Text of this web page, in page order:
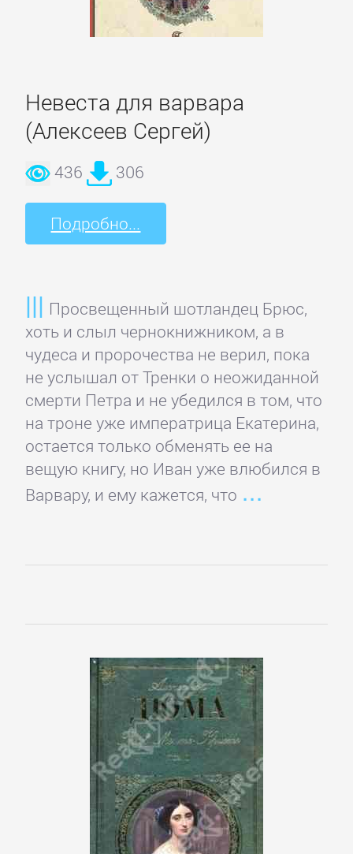
Невеста для варвара
(Алексеев Сергей)
436 306
Подробно...
Просвещенный шотландец Брюс,
хоть и слыл чернокнижником, а в
чудеса и пророчества не верил, пока
не услышал от Тренки о неожиданной
смерти Петра и не убедился в том, что
на троне уже императрица Екатерина,
остается только обменять ее на
вещую книгу, но Иван уже влюбился в
Варвару, и ему кажется, что
ЛЮБОВНЫЕ
РОМАНЫ
Зарубежные
любовные
романы
любовные
романы
Короткие
любовные
романы
Любовно-
фантастические
романы
Современные
любовные
Эротическая